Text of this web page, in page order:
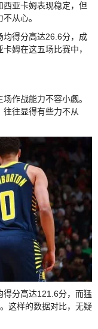
亚卡姆表现稳定，但
从心。
均得分高达26.6分，成
姆在这五场比赛中，
作战能力不容小觑。
往显得有些力不从
得分高达121.6分，而猛
这样的数据对比，无疑